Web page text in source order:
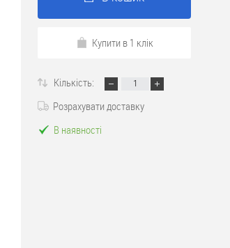
Купити в 1 клік
Кількість:
Розрахувати доставку
В наявності